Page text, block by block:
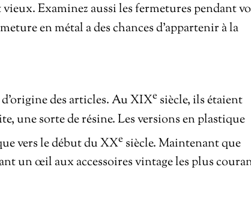
Examinez aussi les fermetures pendant
en métal a des chances d’appartenir à la
des articles. Au XIXe siècle, ils étaient
une sorte de résine. Les versions en plastique
vers le début du XXe siècle. Maintenant que
un œil aux accessoires vintage les plus